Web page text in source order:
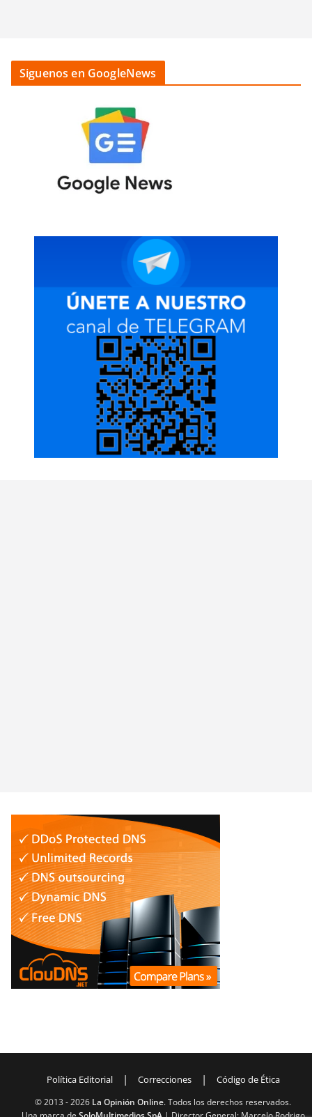
Siguenos en GoogleNews
Política Editorial | Correcciones | Código de Ética
© 2013 -2026 La Opinión Online. Todos los derechos reservados.